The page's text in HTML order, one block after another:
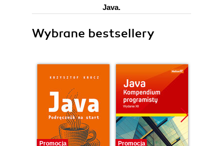
Java.
Wybrane bestsellery
Promocja Promocja